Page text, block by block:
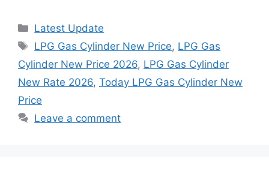
Categories
Latest Update
Tags
LPG Gas Cylinder New Price, LPG Gas
Cylinder New Price 2026, LPG Gas Cylinder
New Rate 2026, Today LPG Gas Cylinder New
Price
Leave a comment